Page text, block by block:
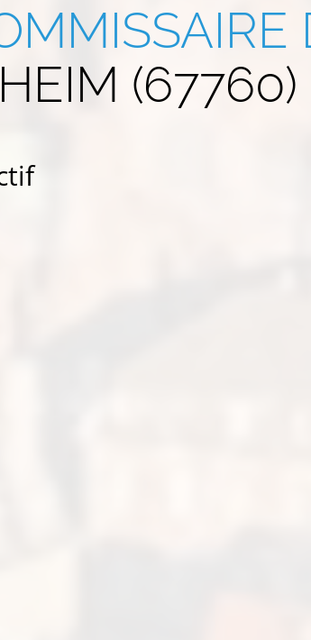
(67760)